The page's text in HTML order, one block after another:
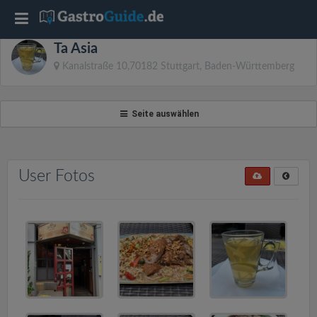
Ta Asia
Kanalstraße 10,70182 Stuttgart, Baden-Württemberg
Seite auswählen
User Fotos
T
o
l
n
a